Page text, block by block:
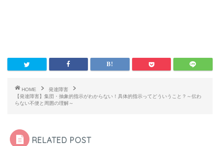
HOME
発達障害
【発達障害】集団・抽象的指示がわからない！具体的指示ってどういうこと？～伝わ
らない不便と周囲の理解～
RELATED POST